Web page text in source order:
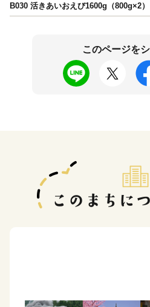
B030 活きあいおえび1600g（800g×2）
このページを